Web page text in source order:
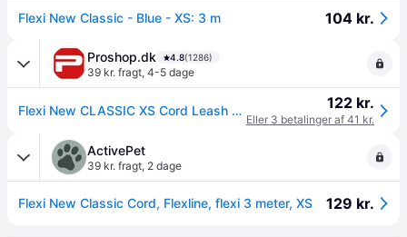
Flexi New Classic - Blue - XS: 3 m 104 kr.
Proshop.dk 4.8(1286)
39 kr. fragt, 4-5 dage
Flexi New CLASSIC XS Cord Leash 3m 8kg Pink 122 kr.
Eller 3 betalinger af 41 kr.
ActivePet
39 kr. fragt, 2 dage
Flexi New Classic Cord, Flexline, flexi 3 meter, XS 129 kr.